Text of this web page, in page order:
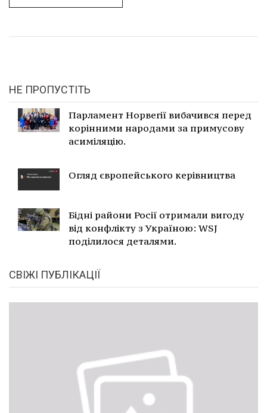
НЕ ПРОПУСТІТЬ
Парламент Норвегії вибачився перед
корінними народами за примусову
асиміляцію.
Огляд європейського керівництва
Бідні райони Росії отримали вигоду
від конфлікту з Україною: WSJ
поділилося деталями.
СВІЖІ ПУБЛІКАЦІЇ